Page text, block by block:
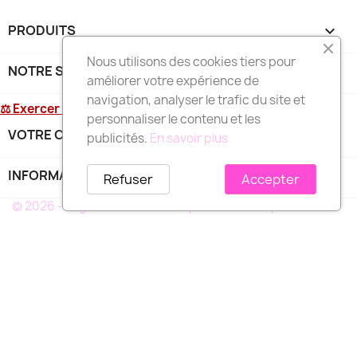
PRODUITS 
NOTRE SOCIÉTÉ
⚖ Exercer mon droit de rétractation
VOTRE COMPTE
INFORMATIONS
© 2026 - Logiciel e-commerce par PrestaShop™
Nous utilisons des cookies tiers pour
améliorer votre expérience de
navigation, analyser le trafic du site et
personnaliser le contenu et les
publicités. En savoir plus
Accepter
Refuser